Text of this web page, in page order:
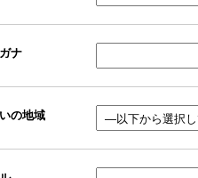
ナ
の地域